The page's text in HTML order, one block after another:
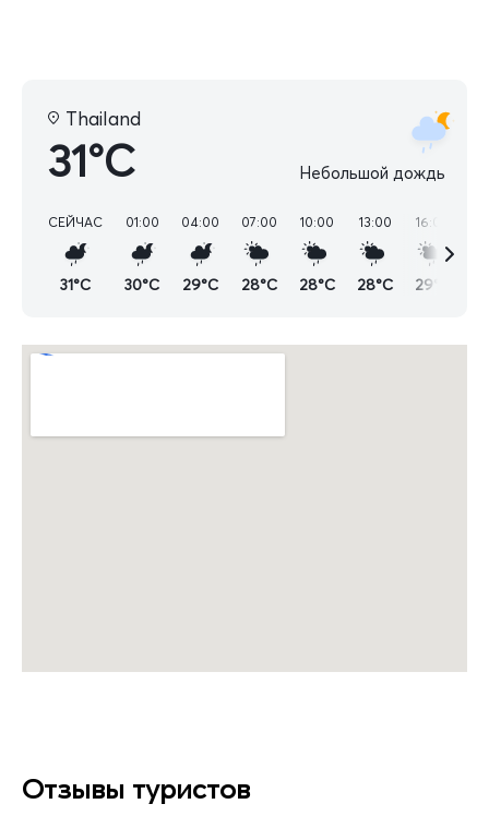
Thailand
31°C Небольшой дождь
СЕЙЧАС
31°C
01:00
30°C
04:00
29°C
07:00
28°C
10:00
28°C
13:00
28°C
16:00
29°C
Отзывы туристов